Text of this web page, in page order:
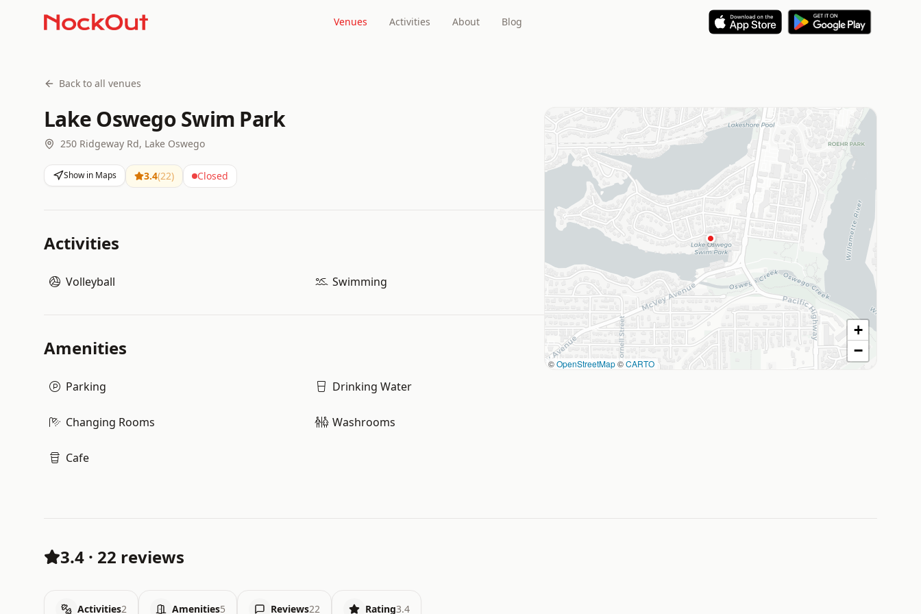
Venues Activities About Blog
Back to all venues
Lake Oswego Swim Park
250 Ridgeway Rd, Lake Oswego
Show in Maps 3.4(22) Closed
Activities
Volleyball Swimming
Amenities
Parking Drinking Water
Changing Rooms Washrooms
Cafe
©OpenStreetMap©CARTO
+
−
3.4 · 22 reviews
Activities2 Amenities5 Reviews22 Rating3.4